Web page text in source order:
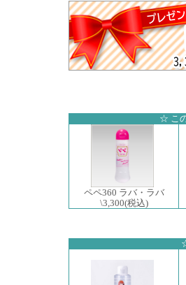
☆ こ
ペペ360 ラバ・ラバ
\3,300(税込)